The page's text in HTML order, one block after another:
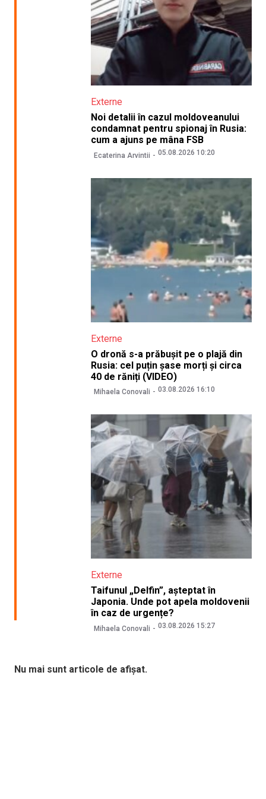
Externe
Noi detalii în cazul moldoveanului
condamnat pentru spionaj în Rusia:
cum a ajuns pe mâna FSB
Ecaterina Arvintii 05.08.2026 10:20
Externe
O dronă s-a prăbușit pe o plajă din
Rusia: cel puțin șase morți și circa
40 de răniți (VIDEO)
Mihaela Conovali 03.08.2026 16:10
Externe
Taifunul „Delfin”, așteptat în
Japonia. Unde pot apela moldovenii
în caz de urgențe?
Mihaela Conovali 03.08.2026 15:27
Nu mai sunt articole de afișat.